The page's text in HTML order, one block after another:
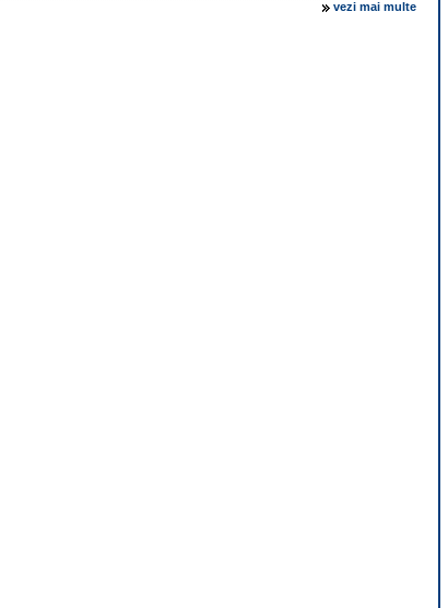
vezi mai multe